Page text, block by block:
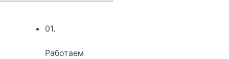
01.
Работаем